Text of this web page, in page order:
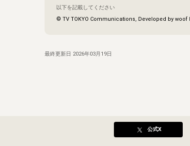
以下を記載してください
© TV TOKYO Communications, Developed by
最終更新日 2026年03月19日
公式X